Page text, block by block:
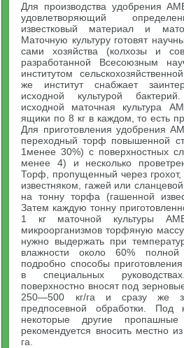
Для производства удобрения
удовлетворяющий
известковый материал и
Маточную культуру готовят
сами хозяйства (колхозы и
разработанной Всесоюзным
институтом
же институт снабжает
исходной культурой
исходной маточная культура
ящики по 8 кг в каждом, то есть
Для приготовления удобрения
переходный торф повышенной
1менее 30%) с поверхностных
менее 4) и несколько
Торф, пропущенный через
известняком, гажей или
на тонну торфа (гашенной
Затем каждую тонну
1 кг маточной культуры
микроорганизмов торфяную
нужно выдержать при
влажности около 60% полной
подробно способы
в специальных
поверхностно вносят под
250—500 кг/га и сразу же
предпосевной обработки. Под
некоторые другие пропашные
рекомендуется вносить местно
га.